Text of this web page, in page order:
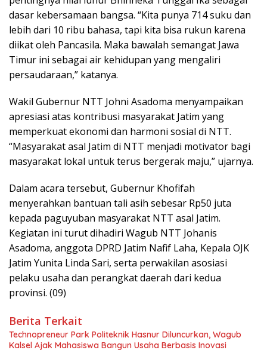
dasar kebersamaan bangsa. “Kita punya 714 suku dan
lebih dari 10 ribu bahasa, tapi kita bisa rukun karena
diikat oleh Pancasila. Maka bawalah semangat Jawa
Timur ini sebagai air kehidupan yang mengaliri
persaudaraan,” katanya.
Wakil Gubernur NTT Johni Asadoma menyampaikan
apresiasi atas kontribusi masyarakat Jatim yang
memperkuat ekonomi dan harmoni sosial di NTT.
“Masyarakat asal Jatim di NTT menjadi motivator bagi
masyarakat lokal untuk terus bergerak maju,” ujarnya.
Dalam acara tersebut, Gubernur Khofifah
menyerahkan bantuan tali asih sebesar Rp50 juta
kepada paguyuban masyarakat NTT asal Jatim.
Kegiatan ini turut dihadiri Wagub NTT Johanis
Asadoma, anggota DPRD Jatim Nafif Laha, Kepala OJK
Jatim Yunita Linda Sari, serta perwakilan asosiasi
pelaku usaha dan perangkat daerah dari kedua
provinsi. (09)
Berita Terkait
Technopreneur Park Politeknik Hasnur Diluncurkan, Wagub
Kalsel Ajak Mahasiswa Bangun Usaha Berbasis Inovasi